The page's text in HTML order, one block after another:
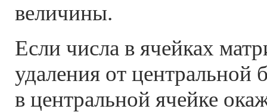
величины.
Если числа в ячейках
удаления от центральной
в центральной ячейке